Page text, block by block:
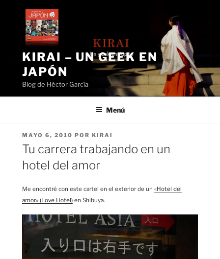
contenido
KIRAI – UN GEEK EN
JAPÓN
Blog de Héctor García
Menú
PUBLICADO
EL
MAYO 6, 2010 POR KIRAI
Tu carrera trabajando en un
hotel del amor
Me encontré con este cartel en el exterior de un «Hotel del
amor» (Love Hotel) en Shibuya.